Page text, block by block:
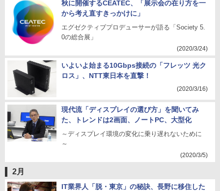
秋に開催するCEATEC、「展示会の在り方を一
から考え直すきっかけに」
エグゼクティブプロデューサーが語る「Society 5.
0の総合展」
(2020/3/24)
いよいよ始まる10Gbps接続の「フレッツ 光ク
ロス」、NTT東日本を直撃！
(2020/3/16)
現代流「ディスプレイの選び方」を聞いてみ
た、トレンドは2画面、ノートPC、大型化
～ディスプレイ環境の変化に乗り遅れないために
～
(2020/3/5)
2月
IT業界人「脱・東京」の秘訣、長野に移住した